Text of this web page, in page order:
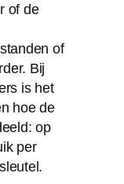
of de
of
Bij
is het
hoe de
op
per